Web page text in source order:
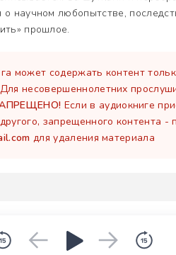
о научном любопытстве,
прошлое.
может содержать контент
несовершеннолетних
Если в аудиокниге
запрещенного контента -
для удаления материала